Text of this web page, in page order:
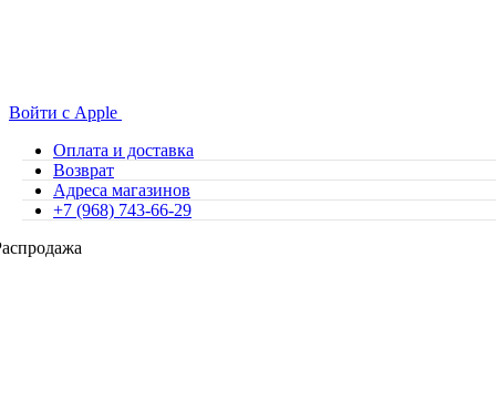
Войти с Apple
Оплата и доставка
Возврат
Адреса магазинов
+7 (968) 743-66-29